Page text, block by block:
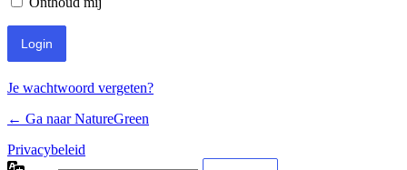
Je wachtwoord vergeten?
← Ga naar NatureGreen
Privacybeleid